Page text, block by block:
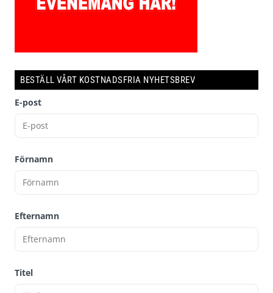
BESTÄLL VÅRT KOSTNADSFRIA NYHETSBREV
E-post
Förnamn
Efternamn
Titel